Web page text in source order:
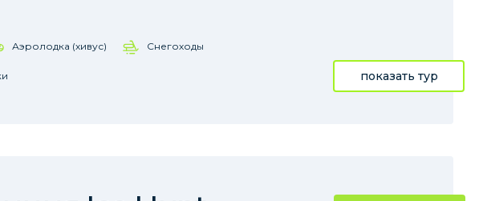
Аэролодка (хивус) Снегоходы
показать тур